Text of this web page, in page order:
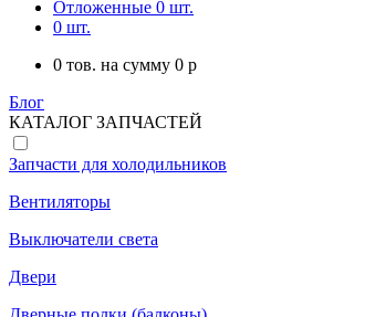
Отложенные 0 шт.
0 шт.
0 тов. на сумму 0 p
Блог
КАТАЛОГ ЗАПЧАСТЕЙ
Запчасти для холодильников
Вентиляторы
Выключатели света
Двери